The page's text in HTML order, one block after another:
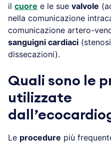
il cuore e le sue valvole
nella comunicazione
comunicazione artero-
sanguigni cardiaci
dissecazioni).
Quali sono le
utilizzate
Le procedure più